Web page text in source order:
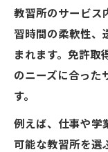
教習所のサービス
習時間の柔軟性、
まれます。免許取
のニーズに合った
す。
例えば、仕事や学
可能な教習所を選